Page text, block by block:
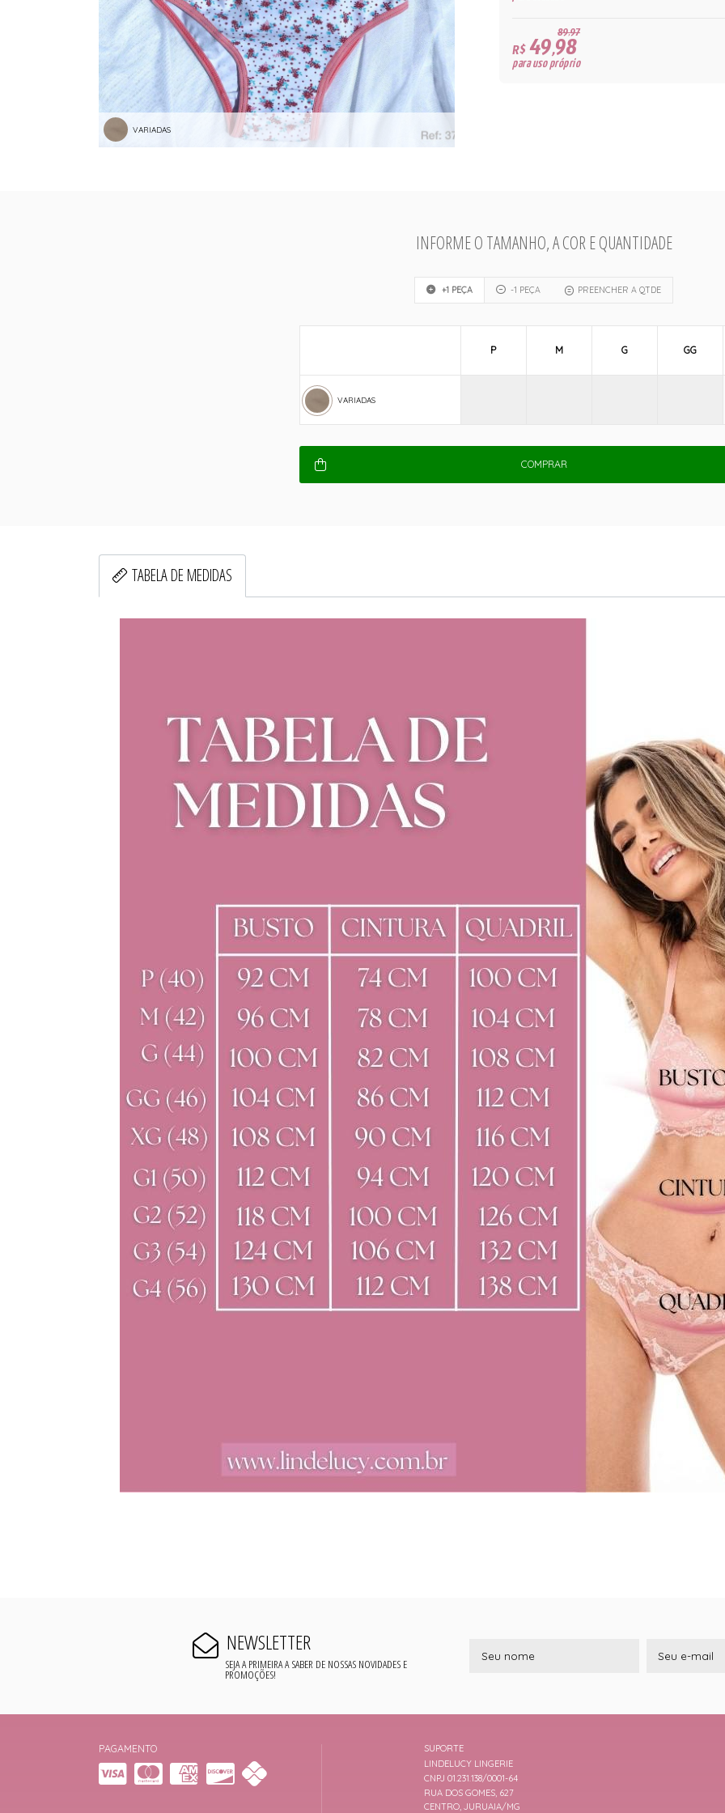
VARIADAS
89,97
R$49,98
para uso próprio
INFORME O TAMANHO, A COR E QUANTIDADE
+1 PEÇA -1 PEÇA PREENCHER A QTDE
VARIADAS
P M G GG
COMPRAR
TABELA DE MEDIDAS
NEWSLETTER
SEJA A PRIMEIRA A SABER DE NOSSAS NOVIDADES E
PROMOÇÕES!
PAGAMENTO
SUPORTE
LINDELUCY LINGERIE
CNPJ 01.231.138/0001-64
RUA DOS GOMES, 627
CENTRO, JURUAIA/MG